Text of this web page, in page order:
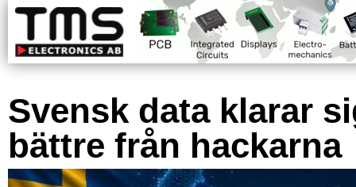
Svensk data klarar
bättre från hackarna